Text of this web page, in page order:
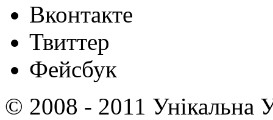
Вконтакте
Твиттер
Фейсбук
© 2008 - 2011 Унікальна